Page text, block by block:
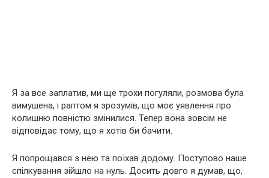
Я за все заплатив, ми ще трохи погуляли, розмова була
вимушена, і раптом я зрозумів, що моє уявлення про
колишню повністю змінилися. Тепер вона зовсім не
відповідає тому, що я хотів би бачити.
Я попрощався з нею та поїхав додому. Поступово наше
спілкування зійшло на нуль. Досить довго я думав, що,